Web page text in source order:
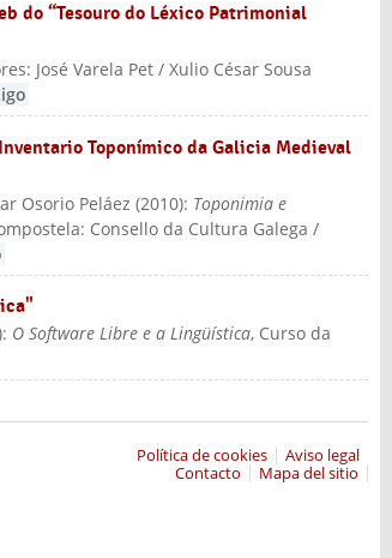
do “Tesouro do Léxico Patrimonial
José Varela Pet / Xulio César Sousa
Toponímico da Galicia Medieval
Osorio Peláez(2010): Toponimia e
Consello da Cultura Galega /
O Software Libre e a Lingüística, Curso da
Aviso legal
Política de cookies
Mapa del sitio
Contacto